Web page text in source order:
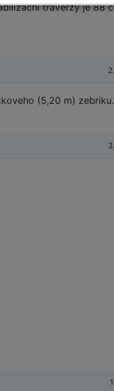
traverzy je 88
(5,20 m)